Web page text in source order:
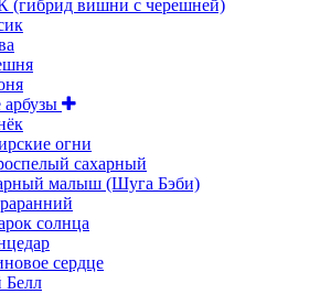
вишни с черешней)
огни
сахарный
малыш (Шуга Бэби)
солнца
сердце
Белл